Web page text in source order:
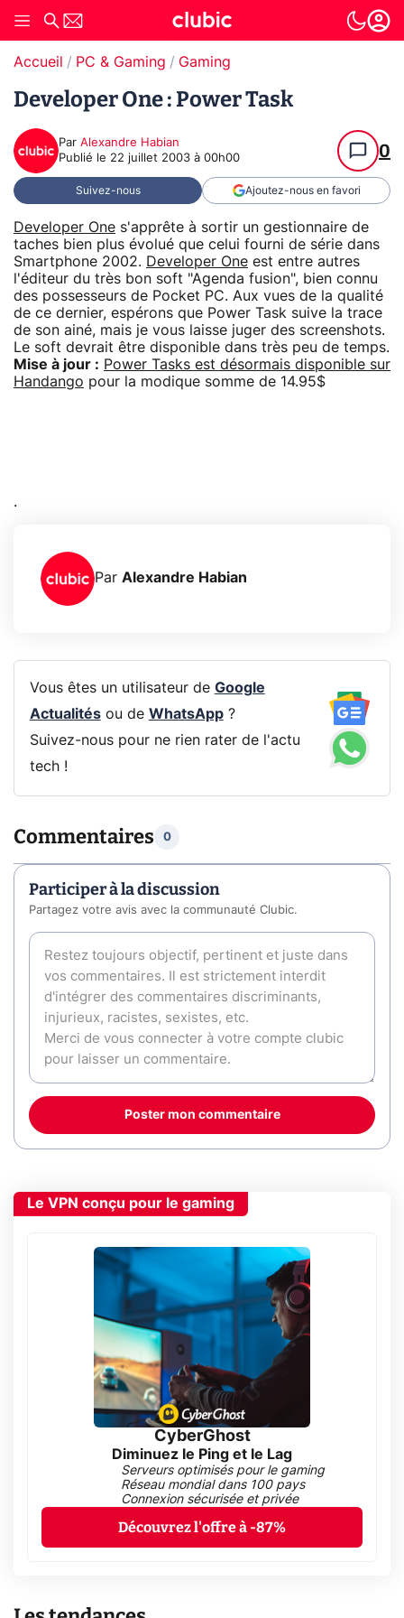
Accueil PC & Gaming Gaming
Developer One : Power Task
Par Alexandre Habian
Publié le 22 juillet 2003 à 00h00 0
Suivez-nous Ajoutez-nous en favori
Developer One s'apprête à sortir un gestionnaire de
taches bien plus évolué que celui fourni de série dans
Smartphone 2002. Developer One est entre autres
l'éditeur du très bon soft "Agenda fusion", bien connu
des possesseurs de Pocket PC. Aux vues de la qualité
de ce dernier, espérons que Power Task suive la trace
de son ainé, mais je vous laisse juger des screenshots.
Le soft devrait être disponible dans très peu de temps.
Mise à jour : Power Tasks est désormais disponible sur
Handango pour la modique somme de 14.95$
.
Par Alexandre Habian
Vous êtes un utilisateur de Google
Actualitésou de WhatsApp?
Suivez-nous pour ne rien rater de l'actu
tech !
Commentaires 0
Participer à la discussion
Partagez votre avis avec la communauté Clubic.
Poster mon commentaire
Le VPN conçu pour le gaming
CyberGhost
Diminuez le Ping et le Lag
Serveurs optimisés pour le gaming
Réseau mondial dans 100 pays
Connexion sécurisée et privée
Découvrez l'offre à -87%